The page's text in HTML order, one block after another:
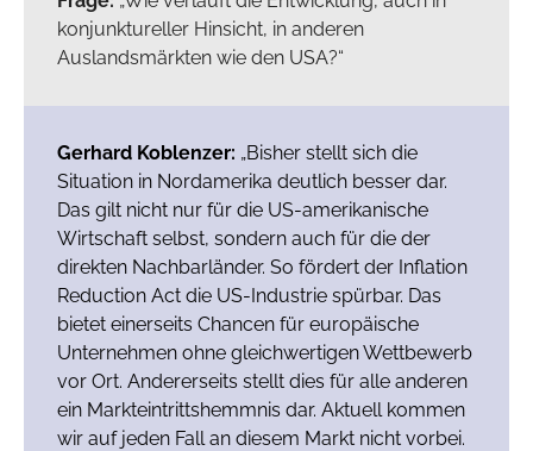
konjunktureller Hinsicht, in anderen
Auslandsmärkten wie den USA?“
Gerhard Koblenzer: „Bisher stellt sich die
Situation in Nordamerika deutlich besser dar.
Das gilt nicht nur für die US-amerikanische
Wirtschaft selbst, sondern auch für die der
direkten Nachbarländer. So fördert der Inflation
Reduction Act die US-Industrie spürbar. Das
bietet einerseits Chancen für europäische
Unternehmen ohne gleichwertigen Wettbewerb
vor Ort. Andererseits stellt dies für alle anderen
ein Markteintrittshemmnis dar. Aktuell kommen
wir auf jeden Fall an diesem Markt nicht vorbei.